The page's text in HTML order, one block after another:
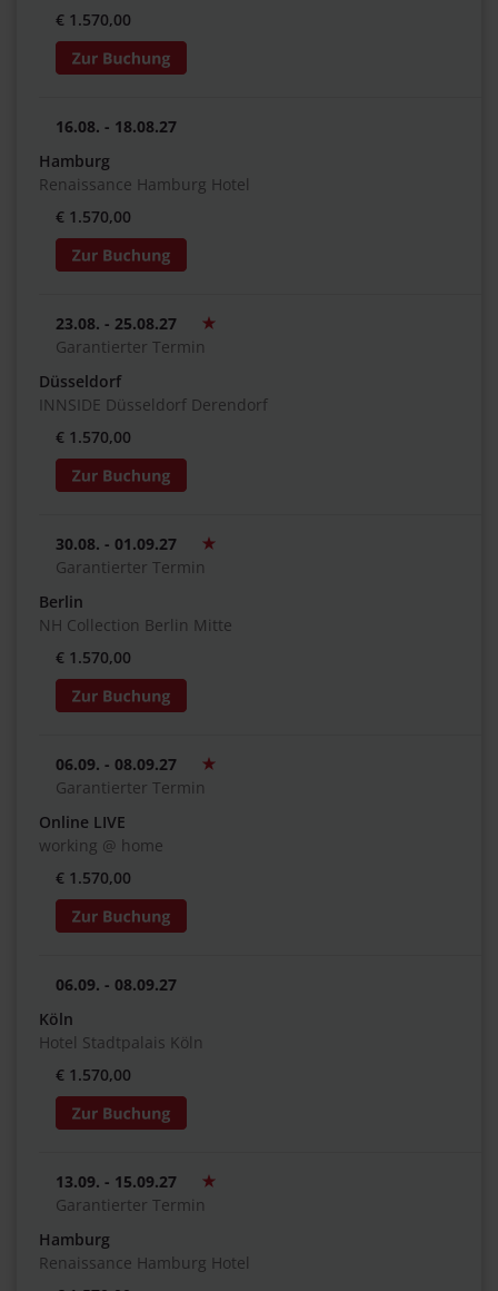
€ 1.570,00
16.08. - 18.08.27
Hamburg
Renaissance Hamburg Hotel
€ 1.570,00
23.08. - 25.08.27
Garantierter Termin
Düsseldorf
INNSIDE Düsseldorf Derendorf
€ 1.570,00
30.08. - 01.09.27
Garantierter Termin
Berlin
NH Collection Berlin Mitte
€ 1.570,00
06.09. - 08.09.27
Garantierter Termin
Online LIVE
working @ home
€ 1.570,00
06.09. - 08.09.27
Köln
Hotel Stadtpalais Köln
€ 1.570,00
13.09. - 15.09.27
Garantierter Termin
Hamburg
Renaissance Hamburg Hotel